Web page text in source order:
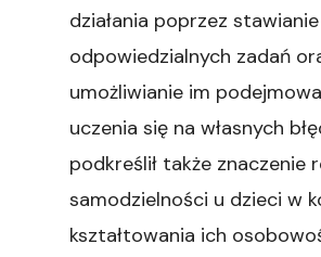
działania poprzez
odpowiedzialnych zadań
umożliwianie im
uczenia się na własnych
podkreślił także znaczenie
samodzielności u dzieci w
kształtowania ich